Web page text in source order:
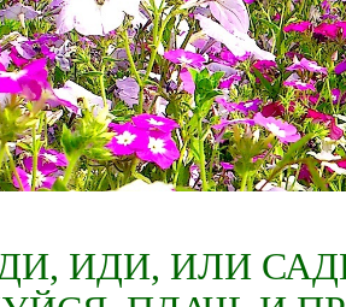
ИДИ, ИЛИ